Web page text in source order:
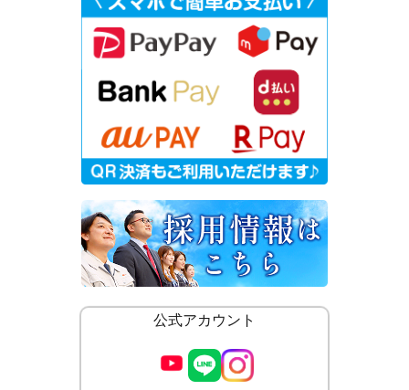
公式アカウント